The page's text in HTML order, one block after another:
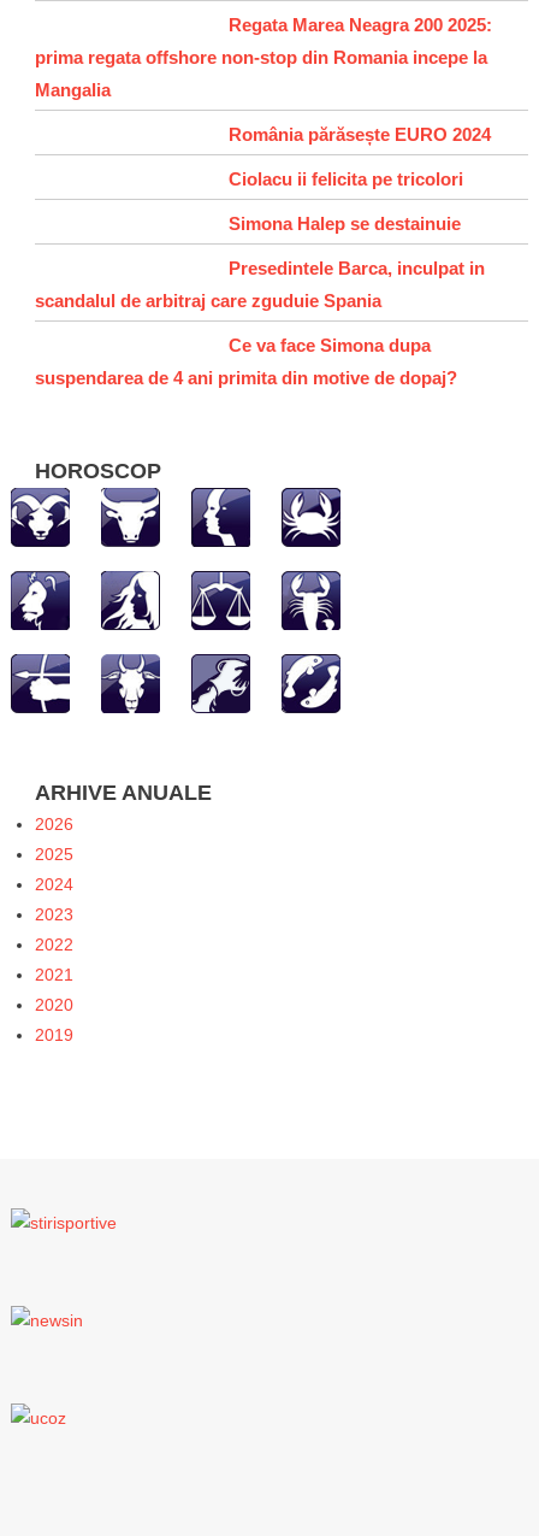
Regata Marea Neagra 200 2025:
prima regata offshore non-stop din Romania incepe la
Mangalia
România părăsește EURO 2024
Ciolacu ii felicita pe tricolori
Simona Halep se destainuie
Presedintele Barca, inculpat in
scandalul de arbitraj care zguduie Spania
Ce va face Simona dupa
suspendarea de 4 ani primita din motive de dopaj?
HOROSCOP
ARHIVE ANUALE
2026
2025
2024
2023
2022
2021
2020
2019